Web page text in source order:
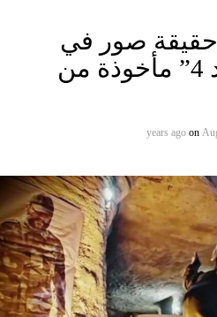
حقيقة صور في
فيديو نفق “عماد 4” مأخوذة من
on